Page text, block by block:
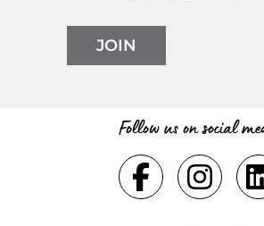
JOIN
Follow us on social